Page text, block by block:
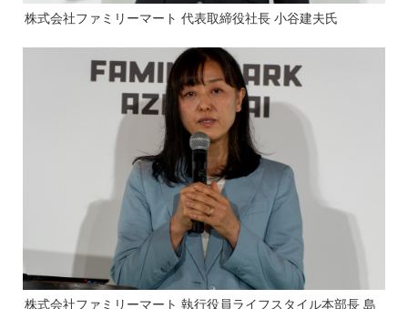
株式会社ファミリーマート 代表取締役社長 小谷建夫氏
株式会社ファミリーマート 執行役員ライフスタイル本部長 島